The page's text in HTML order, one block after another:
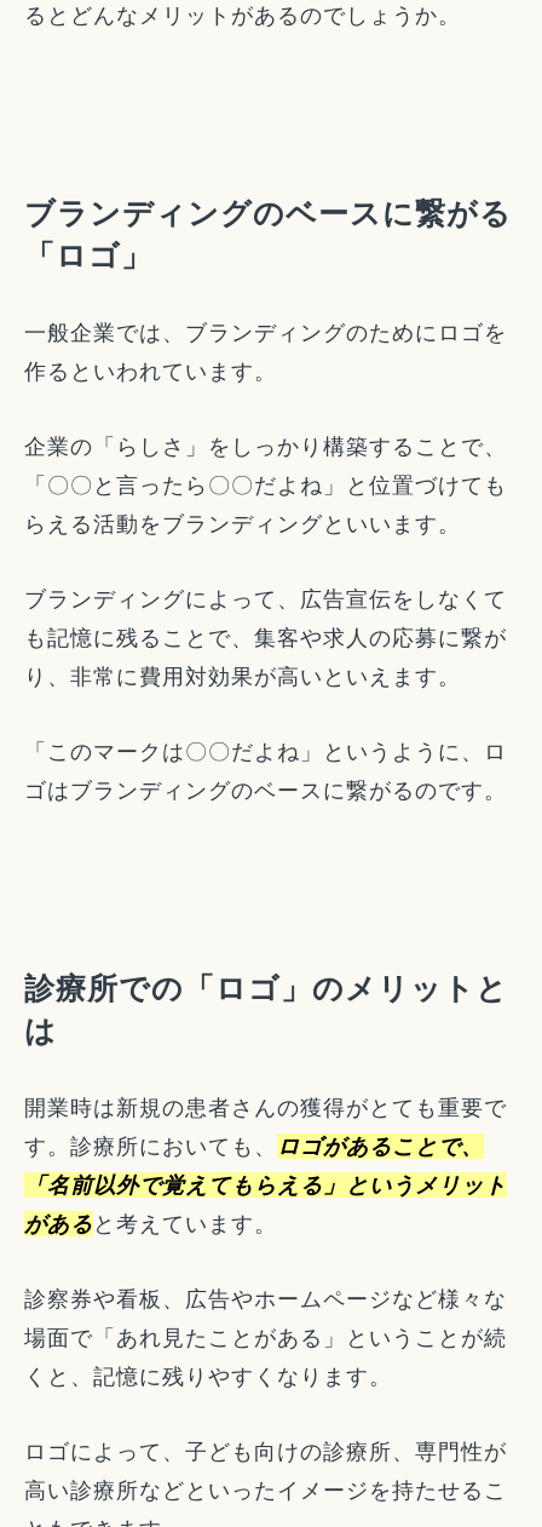
るとどんなメリットがあるのでしょうか。
ブランディングのベースに繋がる
「ロゴ」
一般企業では、ブランディングのためにロゴを
作るといわれています。
企業の「らしさ」をしっかり構築することで、
「〇〇と言ったら〇〇だよね」と位置づけても
らえる活動をブランディングといいます。
ブランディングによって、広告宣伝をしなくて
も記憶に残ることで、集客や求人の応募に繋が
り、非常に費用対効果が高いといえます。
「このマークは〇〇だよね」というように、ロ
ゴはブランディングのベースに繋がるのです。
診療所での「ロゴ」のメリットと
は
開業時は新規の患者さんの獲得がとても重要で
す。診療所においても、
ロゴがあることで、
「名前以外で覚えてもらえる」というメリット
があると考えています。
診察券や看板、広告やホームページなど様々な
場面で「あれ見たことがある」ということが続
くと、記憶に残りやすくなります。
ロゴによって、子ども向けの診療所、専門性が
高い診療所などといったイメージを持たせるこ